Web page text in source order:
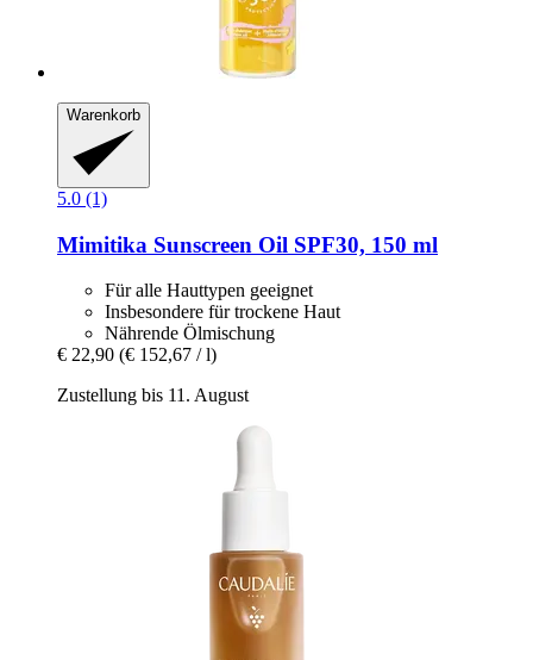
Warenkorb
5.0 (1)
Mimitika Sunscreen Oil SPF30, 150 ml
Für alle Hauttypen geeignet
Insbesondere für trockene Haut
Nährende Ölmischung
€ 22,90 (€ 152,67 / l)
Zustellung bis 11. August